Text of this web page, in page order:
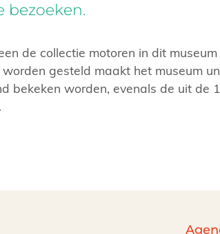
bezoeken.
de collectie motoren in dit
worden gesteld maakt het museum
bekeken worden, evenals de uit de